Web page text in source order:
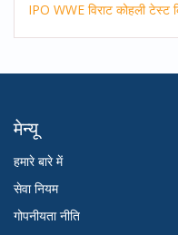
IPO WWE विराट कोहली टेस्ट
मेन्यू
हमारे बारे में
सेवा नियम
गोपनीयता नीति